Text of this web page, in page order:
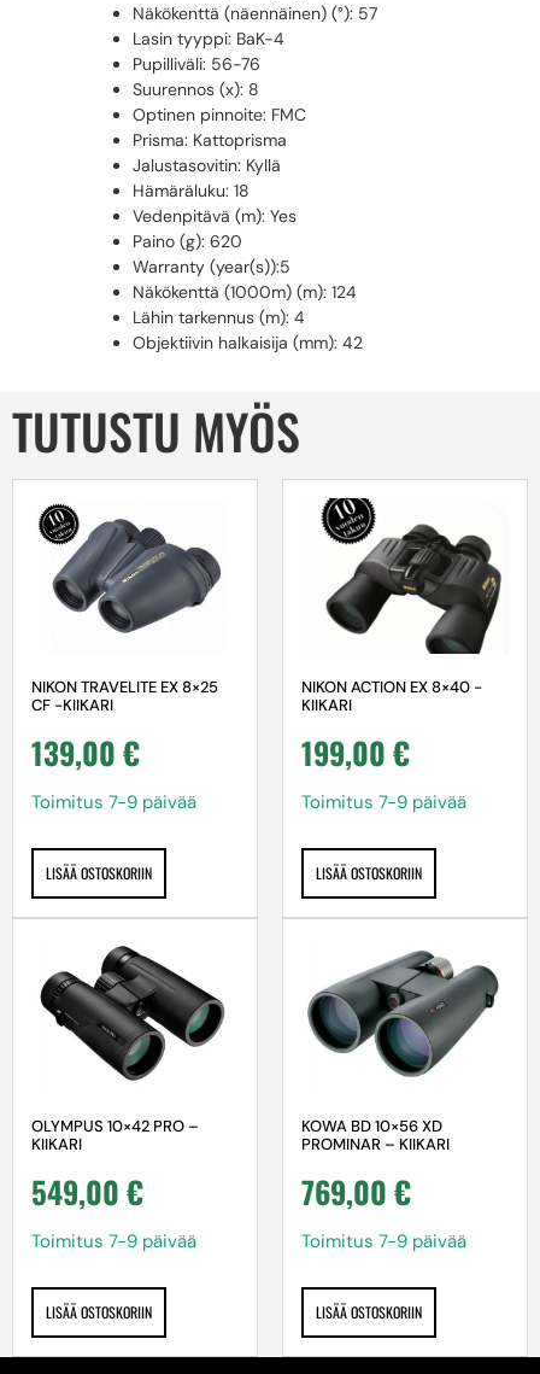
Näkökenttä (näennäinen) (°): 57
Lasin tyyppi: BaK-4
Pupilliväli: 56-76
Suurennos (x): 8
Optinen pinnoite: FMC
Prisma: Kattoprisma
Jalustasovitin: Kyllä
Hämäräluku: 18
Vedenpitävä (m): Yes
Paino (g): 620
Warranty (year(s)):5
Näkökenttä (1000m) (m): 124
Lähin tarkennus (m): 4
Objektiivin halkaisija (mm): 42
TUTUSTU MYÖS
NIKON TRAVELITE EX 8×25
CF -KIIKARI
139,00€
Toimitus 7-9 päivää
LISÄÄ OSTOSKORIIN
NIKON ACTION EX 8×40 -
KIIKARI
199,00€
Toimitus 7-9 päivää
LISÄÄ OSTOSKORIIN
OLYMPUS 10×42 PRO –
KIIKARI
549,00€
Toimitus 7-9 päivää
LISÄÄ OSTOSKORIIN
KOWA BD 10×56 XD
PROMINAR – KIIKARI
769,00€
Toimitus 7-9 päivää
LISÄÄ OSTOSKORIIN